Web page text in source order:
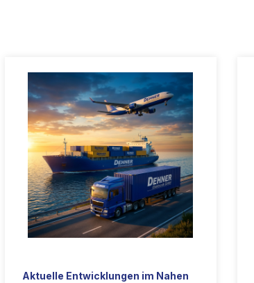
Aktuelle Entwicklungen im Nahen